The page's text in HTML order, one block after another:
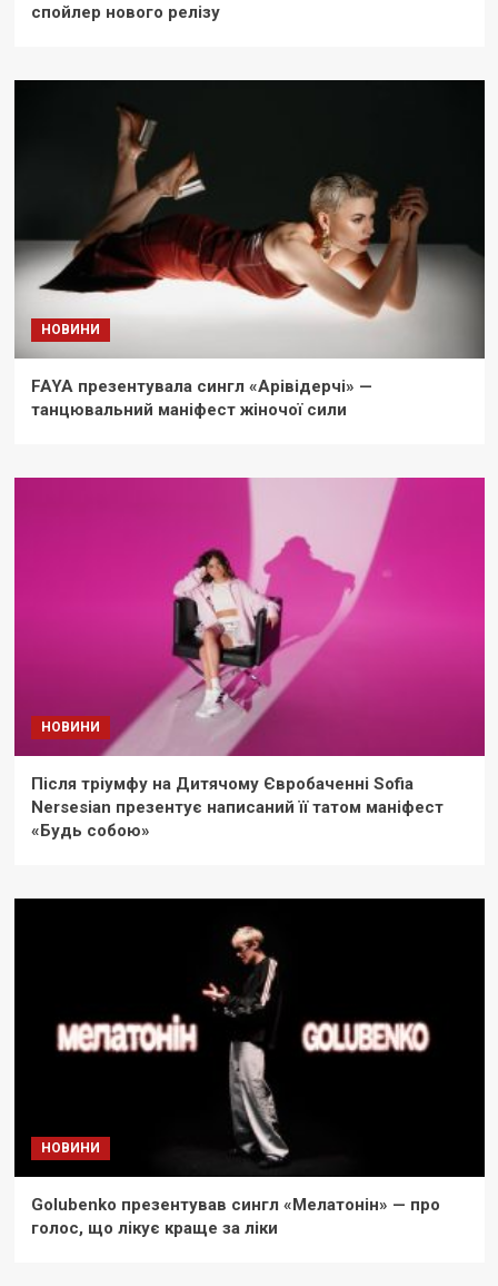
спойлер нового релізу
НОВИНИ
FAYA презентувала сингл «Арівідерчі» —
танцювальний маніфест жіночої сили
НОВИНИ
Після тріумфу на Дитячому Євробаченні Sofia
Nersesian презентує написаний її татом маніфест
«Будь собою»
НОВИНИ
Golubenko презентував сингл «Мелатонін» — про
голос, що лікує краще за ліки